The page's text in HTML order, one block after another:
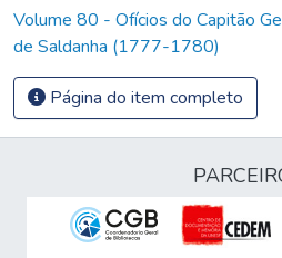
Volume 80 - Ofícios do Capitão
de Saldanha (1777-1780)
Página do item completo